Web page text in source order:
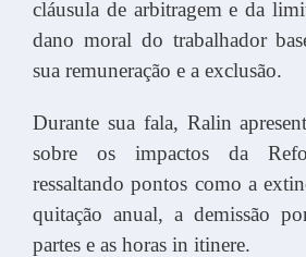
cláusula de arbitragem e da
dano moral do trabalhador
sua remuneração e a exclusão.
Durante sua fala, Ralin
sobre os impactos da
ressaltando pontos como a
quitação anual, a demissão
partes e as horas in itinere.